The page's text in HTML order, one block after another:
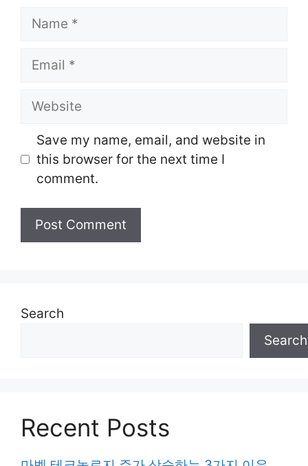
Name
Email
Website
Save my name, email, and website in
this browser for the next time I
comment.
Search
Search
Recent Posts